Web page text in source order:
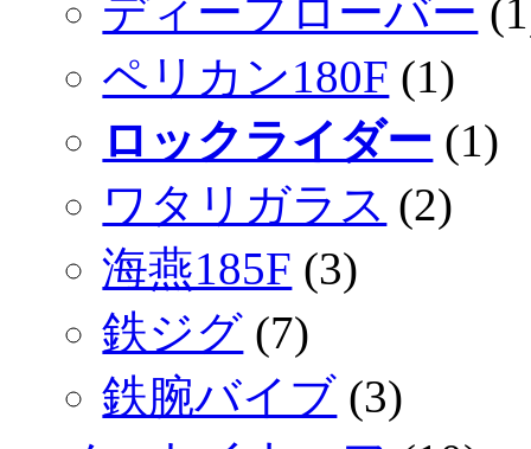
ディープローバー
ペリカン180F (1)
ロックライダー (1)
ワタリガラス (2)
海燕185F (3)
鉄ジグ (7)
鉄腕バイブ (3)